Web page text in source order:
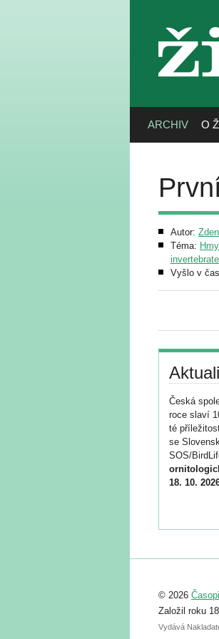
ARCHIV O
Autor:
Téma:
Vyšlo v
Česká
roce slaví
té
se
SOS/
18. 10.
abstraktu
posteru je
© 2026
Založil roku
Vydává